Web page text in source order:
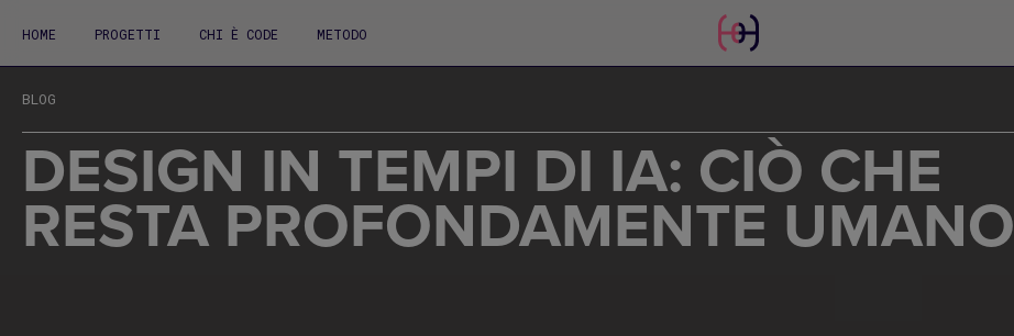
HOME PROGETTI CHI È CODE METODO
BLOG
DESIGN IN TEMPI DI IA: CIÒ CHE
RESTA PROFONDAMENTE UMANO